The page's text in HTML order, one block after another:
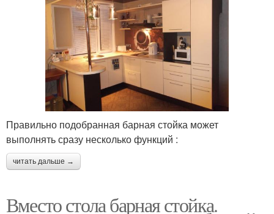
Правильно подобранная барная стойка может
выполнять сразу несколько функций :
читать дальше →
Вместо стола барная стойка.